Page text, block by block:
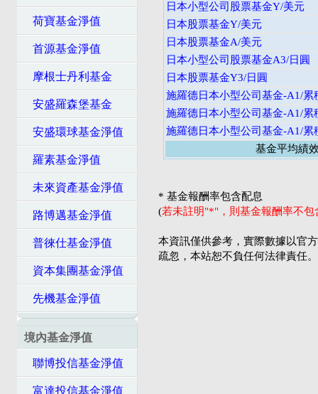
荷寶基金淨值
首源基金淨值
摩根士丹利基金
安盛羅森堡基金
安盛環球基金淨值
羅素基金淨值
未來資產基金淨值
路博邁基金淨值
普徠仕基金淨值
資本集團基金淨值
先機基金淨值
境內基金淨值
聯博投信基金淨值
富達投信基金淨值
日本小型公司股票基金Y/美元
日本股票基金Y/美元
日本股票基金A/美元
日本小型公司股票基金A3/日圓
日本股票基金Y3/日圓
施羅德日本小型公司基金-A1/累
施羅德日本小型公司基金-A1/累
施羅德日本小型公司基金-A1/累
基金平均績
* 基金報酬率包含配息
(若未註明"*"，則基金報酬率不
本資訊僅供參考，實際數據以官
疏忽，本站恕不負任何法律責任。